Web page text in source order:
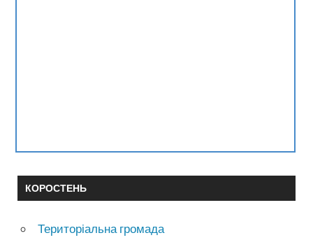
КОРОСТЕНЬ
Територіальна громада